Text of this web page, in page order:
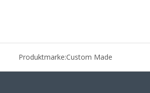
Produktmarke:Custom Made